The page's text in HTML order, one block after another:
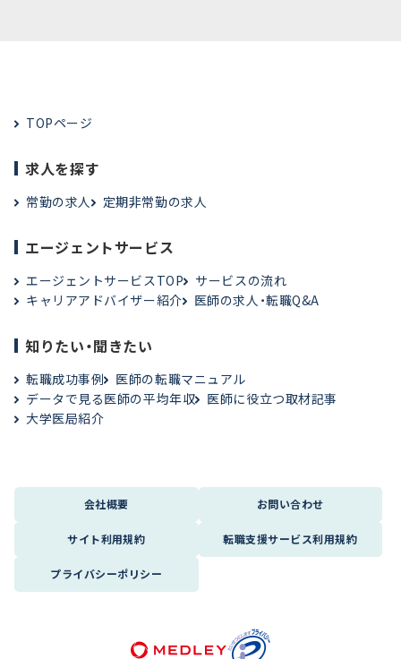
TOPページ
求人を探す
常勤の求人 定期非常勤の求人
エージェントサービス
エージェントサービスTOP
サービスの流れ
キャリアアドバイザー紹介
医師の求人・転職Q&A
知りたい・聞きたい
転職成功事例
医師の転職マニュアル
データで見る医師の平均年収
医師に役立つ取材記事
大学医局紹介
会社概要 お問い合わせ
サイト利用規約 転職支援サービス利用規約
プライバシーポリシー